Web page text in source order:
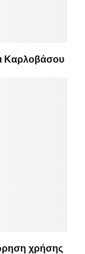
Καρλοβάσου
χρήσης